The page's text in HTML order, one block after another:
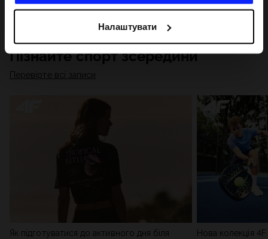
послуг.З вашої згоди ми також можемо ділитися
з метою націлювання та покращення відображення
відповідної онлайн-реклами, проведення аналітики,
відповідності вмісту та вдосконалення рішень, які
пропонують наші партнери (наприклад, соціальні
мережі). Детальну інформацію можна знайти в нашій
та в розділі «Деталі».
Налаштувати
Пізнайте спорт зсередини
Перевірте всі записи
Як підготуватися до активного дня біля
Нова колекція